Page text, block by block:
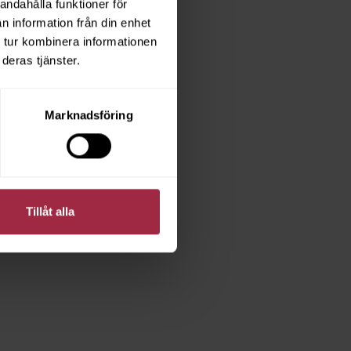
funktioner för
information från din enhet
kombinera informationen
tjänster.
Marknadsföring
Tillåt alla